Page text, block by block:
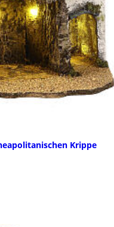
Krippe